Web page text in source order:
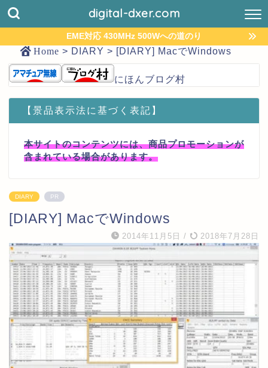
digital-dxer.com
EME対応 430MHz 500Wへの道のり
Home > DIARY > [DIARY] MacでWindows
にほんブログ村
【景品表示法に基づく表記】
本サイトのコンテンツには、商品プロモーションが
含まれている場合があります。
DIARY PR
[DIARY] MacでWindows
2014年11月5日 / 2018年7月28日